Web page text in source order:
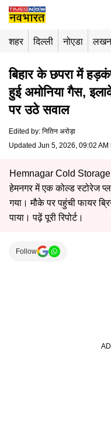
शहर दिल्ली नोएडा
बिहार के छपरा में
हुई अमोनिया गैस,
पर उठे सवाल
Edited by: नितिन अरोड़ा
Updated Jun 5, 2026, 09:02 AM
Hemnagar Cold Storage
हेमनगर में एक कोल्ड स्टोरेज
गया। मौके पर पहुंची फायर
पाया। पढ़ें पूरी रिपोर्ट।
Follow